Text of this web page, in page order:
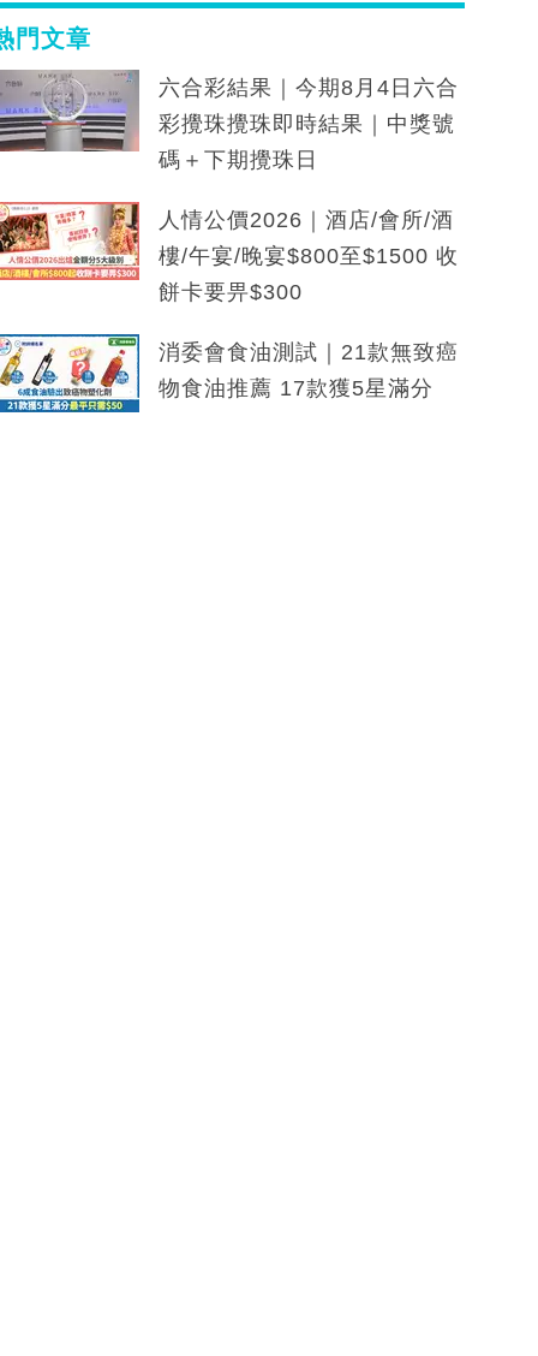
門文章
六合彩結果｜今期8月4日六合
彩攪珠攪珠即時結果｜中獎號
碼＋下期攪珠日
人情公價2026｜酒店/會所/酒
樓/午宴/晚宴$800至$1500 收
餅卡要畀$300
消委會食油測試｜21款無致癌
物食油推薦 17款獲5星滿分